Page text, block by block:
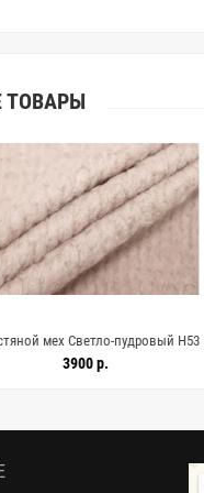
ТОВАРЫ
H53
Трикотаж